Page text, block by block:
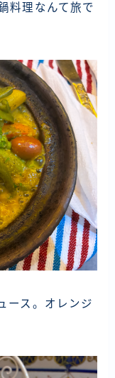
料理なんて旅で
ース。オレンジ